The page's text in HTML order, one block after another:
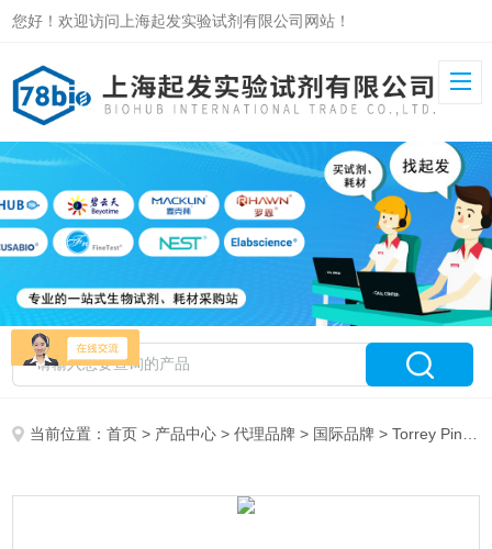
您好！欢迎访问上海起发实验试剂有限公司网站！
当前位置：首页 > 产品中心 >代理品牌 > 国际品牌 > Torrey Pines Scientific 特约代理